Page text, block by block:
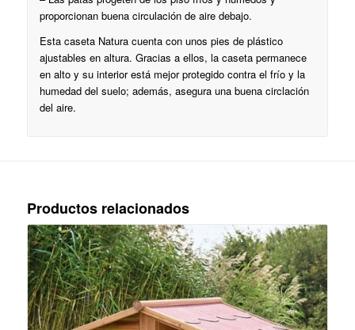
proporcionan buena circulación de aire debajo.
Esta caseta Natura cuenta con unos pies de plástico
ajustables en altura. Gracias a ellos, la caseta permanece
en alto y su interior está mejor protegido contra el frío y la
humedad del suelo; además, asegura una buena circlación
del aire.
Productos relacionados